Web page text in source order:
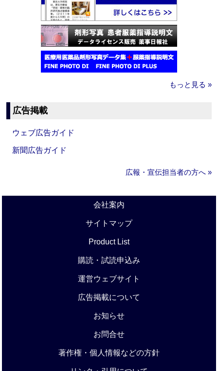
もっと見る »
広告掲載
ウェブ広告ガイド
新聞広告ガイド
広報・宣伝担当者の方へ »
会社案内
サイトマップ
Product List
購読・試読申込み
運営ウェブサイト
広告掲載について
お知らせ
お問合せ
著作権・個人情報などの方針